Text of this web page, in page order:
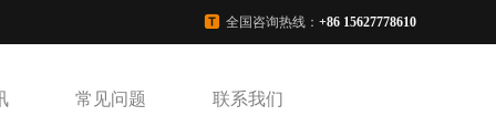
全国咨询热线： +86 15627778610
常见问题 联系我们